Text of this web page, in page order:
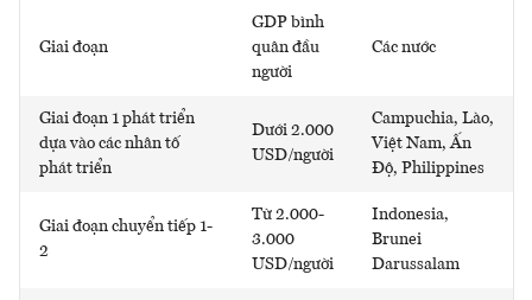
Giai đoạn
GDP bình
quân đầu
người
Các nước
Giai đoạn 1 phát triển
dựa vào các nhân tố
phát triển
Dưới 2.000
USD/người
Campuchia, Lào,
Việt Nam, Ấn
Độ, Philippines
Giai đoạn chuyển tiếp 1-
2
Từ 2.000-
3.000
USD/người
Indonesia,
Brunei
Darussalam